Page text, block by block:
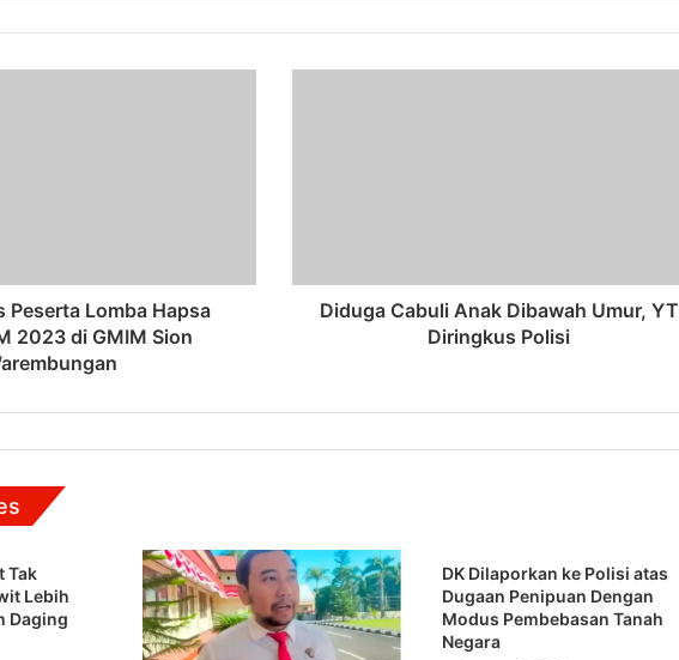
Peserta Lomba Hapsa
2023 di GMIM Sion
Diduga Cabuli Anak Dibawah Umur, YT
Diringkus Polisi
Tak
Lebih
Daging
DK Dilaporkan ke Polisi atas
Dugaan Penipuan Dengan
Modus Pembebasan Tanah
Negara